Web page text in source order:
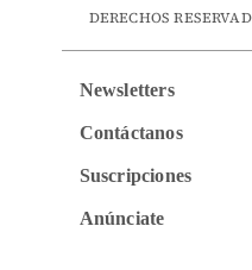
DERECHOS
Newsletters
Contáctanos
Suscripciones
Anúnciate